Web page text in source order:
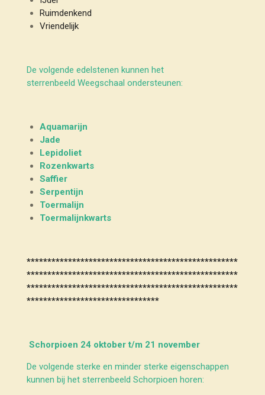
Ruimdenkend
Vriendelijk
De volgende edelstenen kunnen het
sterrenbeeld Weegschaal ondersteunen:
Aquamarijn
Jade
Lepidoliet
Rozenkwarts
Saffier
Serpentijn
Toermalijn
Toermalijnkwarts
***************************************************
***************************************************
***************************************************
********************************
Schorpioen 24 oktober t/m 21 november
De volgende sterke en minder sterke eigenschappen
kunnen bij het sterrenbeeld Schorpioen horen: